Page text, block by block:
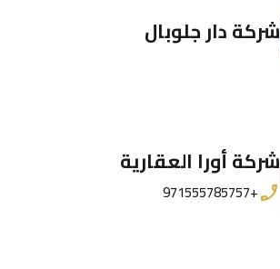
شركة دار جلوبال
شركة أورا العقارية
+971555785757